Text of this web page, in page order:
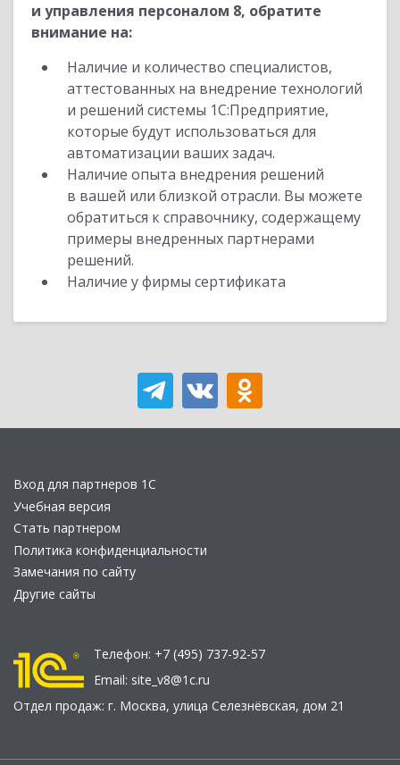
и управления персоналом 8, обратите
внимание на:
Наличие и количество специалистов,
аттестованных на внедрение технологий
и решений системы 1С:Предприятие,
которые будут использоваться для
автоматизации ваших задач.
Наличие опыта внедрения решений
в вашей или близкой отрасли. Вы можете
обратиться к справочнику, содержащему
примеры внедренных партнерами
решений.
Наличие у фирмы сертификата
Вход для партнеров 1С
Учебная версия
Стать партнером
Политика конфиденциальности
Замечания по сайту
Другие сайты
Телефон: +7 (495) 737-92-57
Email: site_v8@1c.ru
Отдел продаж: г. Москва, улица Селезнёвская, дом 21